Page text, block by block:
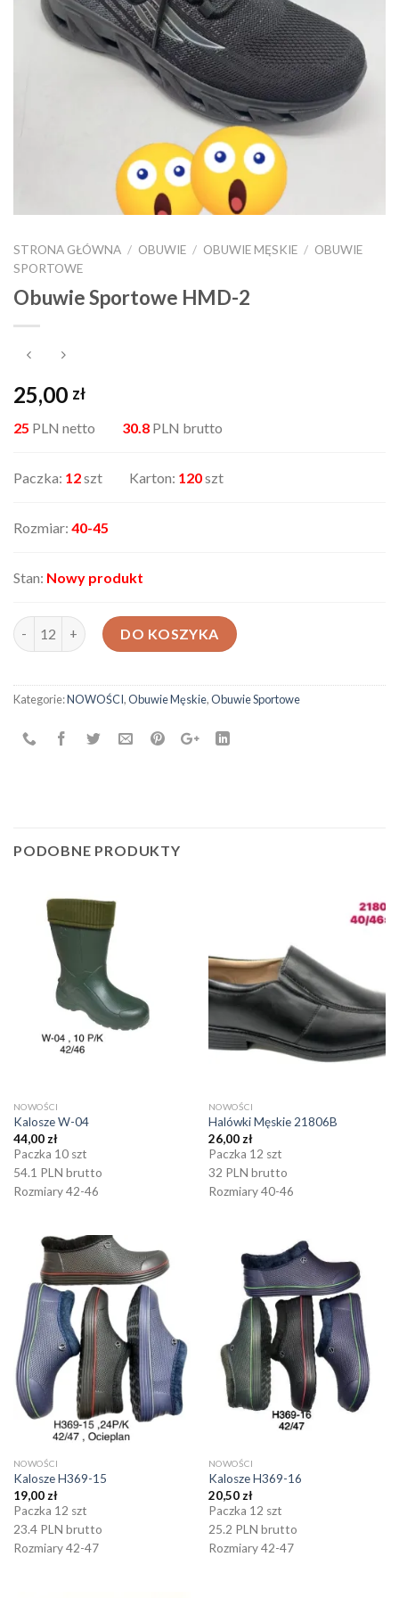
STRONA GŁÓWNA / OBUWIE / OBUWIE MĘSKIE / OBUWIE
SPORTOWE
Obuwie Sportowe HMD-2
25,00 zł
25 PLN netto 30.8 PLN brutto
Paczka: 12szt Karton: 120szt
Rozmiar: 40-45
Stan: Nowy produkt
ilość Obuwie Sportowe HMD-2
DO KOSZYKA
Kategorie:NOWOŚCI,Obuwie Męskie,Obuwie Sportowe
PODOBNE PRODUKTY
NOWOŚCI
Kalosze W-04
44,00 zł
Paczka 10 szt
54.1 PLN brutto
Rozmiary 42-46
NOWOŚCI
Halówki Męskie 21806B
26,00 zł
Paczka 12 szt
32 PLN brutto
Rozmiary 40-46
NOWOŚCI
Kalosze H369-15
19,00 zł
Paczka 12 szt
23.4 PLN brutto
Rozmiary 42-47
NOWOŚCI
Kalosze H369-16
20,50 zł
Paczka 12 szt
25.2 PLN brutto
Rozmiary 42-47